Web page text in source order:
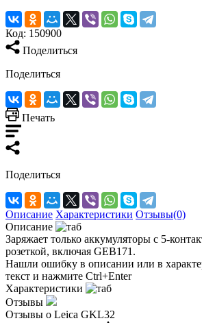
Код: 150900
Поделиться
Поделиться
Печать
Поделиться
Описание Характеристики Отзывы(0)
Описание
Заряжает только аккумуляторы с 5-
розеткой, включая GEB171.
Нашли ошибку в описании или в
текст и нажмите Ctrl+Enter
Характеристики
Отзывы
Отзывы о Leica GKL32